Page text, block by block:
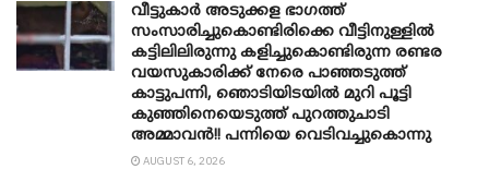
വീട്ടുകാർ അ‌ടുക്കള ഭാ​ഗത്ത്
സംസാരിച്ചുകൊണ്ടിരിക്കെ വീട്ടിനുള്ളിൽ
കട്ടിലിലിരുന്നു കളിച്ചുകൊണ്ടിരുന്ന രണ്ടര
വയസുകാരിക്ക് നേരെ പാഞ്ഞടുത്ത്
കാട്ടുപന്നി, ‍ഞൊടിയി‌ടയിൽ മുറി പൂട്ടി
കുഞ്ഞിനെയെടുത്ത് പുറത്തുചാടി
അമ്മാവൻ!! പന്നിയെ വെടിവച്ചുകൊന്നു
AUGUST 6, 2026